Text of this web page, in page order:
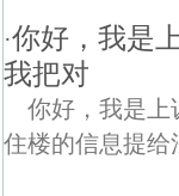
·你好，我是
我把对
你好，我是上
住楼的信息提给